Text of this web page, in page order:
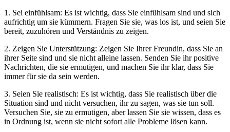
1. Sei einfühlsam: Es ist wichtig, dass Sie einfühlsam sind und sich
aufrichtig um sie kümmern. Fragen Sie sie, was los ist, und seien Sie
bereit, zuzuhören und Verständnis zu zeigen.
2. Zeigen Sie Unterstützung: Zeigen Sie Ihrer Freundin, dass Sie an
ihrer Seite sind und sie nicht alleine lassen. Senden Sie ihr positive
Nachrichten, die sie ermutigen, und machen Sie ihr klar, dass Sie
immer für sie da sein werden.
3. Seien Sie realistisch: Es ist wichtig, dass Sie realistisch über die
Situation sind und nicht versuchen, ihr zu sagen, was sie tun soll.
Versuchen Sie, sie zu ermutigen, aber lassen Sie sie wissen, dass es
in Ordnung ist, wenn sie nicht sofort alle Probleme lösen kann.